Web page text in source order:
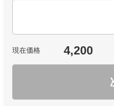
現在価格 4,200